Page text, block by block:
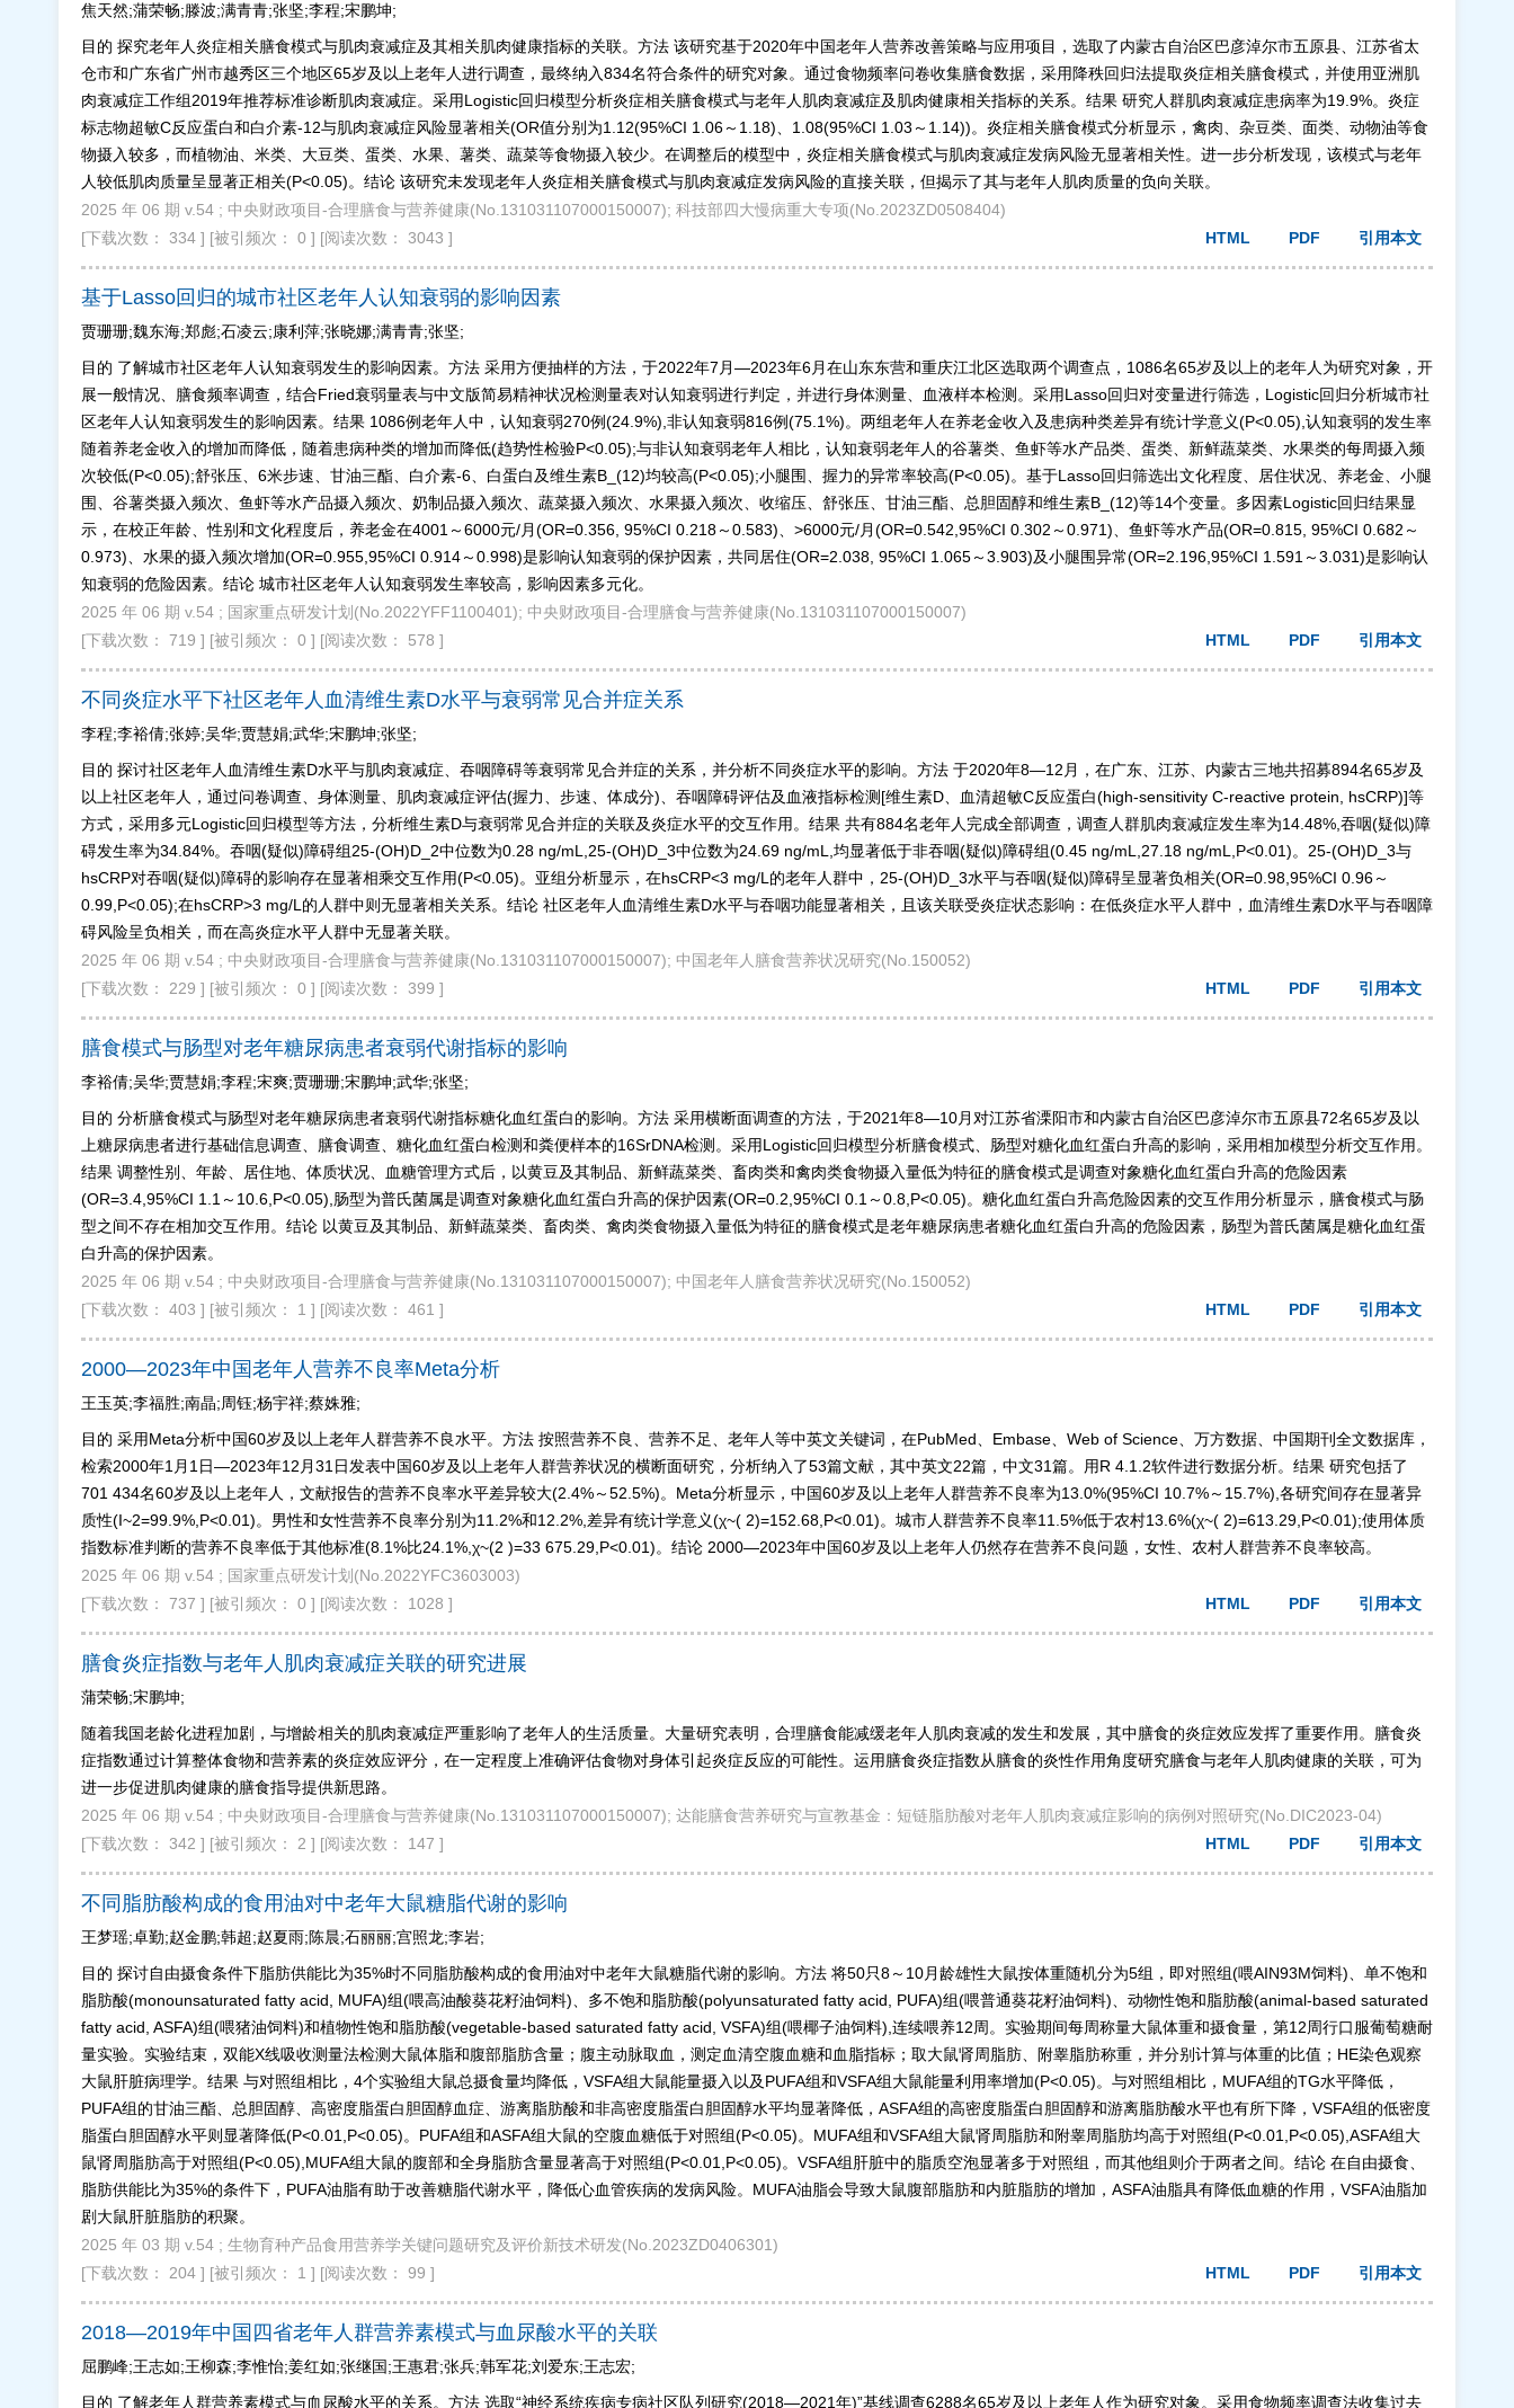
焦天然;蒲荣畅;滕波;满青青;张坚;李程;宋鹏坤;
目的 探究老年人炎症相关膳食模式与肌肉衰减症及其相关肌肉健康指标的关联。方法 该研究基于2020年中国老年人营养改善策略与应用项目，选取了内蒙古自治区巴彦淖尔市五原县、江苏省太
仓市和广东省广州市越秀区三个地区65岁及以上老年人进行调查，最终纳入834名符合条件的研究对象。通过食物频率问卷收集膳食数据，采用降秩回归法提取炎症相关膳食模式，并使用亚洲肌
肉衰减症工作组2019年推荐标准诊断肌肉衰减症。采用Logistic回归模型分析炎症相关膳食模式与老年人肌肉衰减症及肌肉健康相关指标的关系。结果 研究人群肌肉衰减症患病率为19.9%。炎症
标志物超敏C反应蛋白和白介素-12与肌肉衰减症风险显著相关(OR值分别为1.12(95%CI 1.06～1.18)、1.08(95%CI 1.03～1.14))。炎症相关膳食模式分析显示，禽肉、杂豆类、面类、动物油等食
物摄入较多，而植物油、米类、大豆类、蛋类、水果、薯类、蔬菜等食物摄入较少。在调整后的模型中，炎症相关膳食模式与肌肉衰减症发病风险无显著相关性。进一步分析发现，该模式与老年
人较低肌肉质量呈显著正相关(P<0.05)。结论 该研究未发现老年人炎症相关膳食模式与肌肉衰减症发病风险的直接关联，但揭示了其与老年人肌肉质量的负向关联。
2025 年 06 期 v.54 ; 中央财政项目-合理膳食与营养健康(No.131031107000150007); 科技部四大慢病重大专项(No.2023ZD0508404)
[下载次数： 334 ] [被引频次： 0 ] [阅读次数： 3043 ] HTML PDF 引用本文
基于Lasso回归的城市社区老年人认知衰弱的影响因素
贾珊珊;魏东海;郑彪;石凌云;康利萍;张晓娜;满青青;张坚;
目的 了解城市社区老年人认知衰弱发生的影响因素。方法 采用方便抽样的方法，于2022年7月—2023年6月在山东东营和重庆江北区选取两个调查点，1086名65岁及以上的老年人为研究对象，开
展一般情况、膳食频率调查，结合Fried衰弱量表与中文版简易精神状况检测量表对认知衰弱进行判定，并进行身体测量、血液样本检测。采用Lasso回归对变量进行筛选，Logistic回归分析城市社
区老年人认知衰弱发生的影响因素。结果 1086例老年人中，认知衰弱270例(24.9%),非认知衰弱816例(75.1%)。两组老年人在养老金收入及患病种类差异有统计学意义(P<0.05),认知衰弱的发生率
随着养老金收入的增加而降低，随着患病种类的增加而降低(趋势性检验P<0.05);与非认知衰弱老年人相比，认知衰弱老年人的谷薯类、鱼虾等水产品类、蛋类、新鲜蔬菜类、水果类的每周摄入频
次较低(P<0.05);舒张压、6米步速、甘油三酯、白介素-6、白蛋白及维生素B_(12)均较高(P<0.05);小腿围、握力的异常率较高(P<0.05)。基于Lasso回归筛选出文化程度、居住状况、养老金、小腿
围、谷薯类摄入频次、鱼虾等水产品摄入频次、奶制品摄入频次、蔬菜摄入频次、水果摄入频次、收缩压、舒张压、甘油三酯、总胆固醇和维生素B_(12)等14个变量。多因素Logistic回归结果显
示，在校正年龄、性别和文化程度后，养老金在4001～6000元/月(OR=0.356, 95%CI 0.218～0.583)、>6000元/月(OR=0.542,95%CI 0.302～0.971)、鱼虾等水产品(OR=0.815, 95%CI 0.682～
0.973)、水果的摄入频次增加(OR=0.955,95%CI 0.914～0.998)是影响认知衰弱的保护因素，共同居住(OR=2.038, 95%CI 1.065～3.903)及小腿围异常(OR=2.196,95%CI 1.591～3.031)是影响认
知衰弱的危险因素。结论 城市社区老年人认知衰弱发生率较高，影响因素多元化。
2025 年 06 期 v.54 ; 国家重点研发计划(No.2022YFF1100401); 中央财政项目-合理膳食与营养健康(No.131031107000150007)
[下载次数： 719 ] [被引频次： 0 ] [阅读次数： 578 ] HTML PDF 引用本文
不同炎症水平下社区老年人血清维生素D水平与衰弱常见合并症关系
李程;李裕倩;张婷;吴华;贾慧娟;武华;宋鹏坤;张坚;
目的 探讨社区老年人血清维生素D水平与肌肉衰减症、吞咽障碍等衰弱常见合并症的关系，并分析不同炎症水平的影响。方法 于2020年8—12月，在广东、江苏、内蒙古三地共招募894名65岁及
以上社区老年人，通过问卷调查、身体测量、肌肉衰减症评估(握力、步速、体成分)、吞咽障碍评估及血液指标检测[维生素D、血清超敏C反应蛋白(high-sensitivity C-reactive protein, hsCRP)]等
方式，采用多元Logistic回归模型等方法，分析维生素D与衰弱常见合并症的关联及炎症水平的交互作用。结果 共有884名老年人完成全部调查，调查人群肌肉衰减症发生率为14.48%,吞咽(疑似)障
碍发生率为34.84%。吞咽(疑似)障碍组25-(OH)D_2中位数为0.28 ng/mL,25-(OH)D_3中位数为24.69 ng/mL,均显著低于非吞咽(疑似)障碍组(0.45 ng/mL,27.18 ng/mL,P<0.01)。25-(OH)D_3与
hsCRP对吞咽(疑似)障碍的影响存在显著相乘交互作用(P<0.05)。亚组分析显示，在hsCRP<3 mg/L的老年人群中，25-(OH)D_3水平与吞咽(疑似)障碍呈显著负相关(OR=0.98,95%CI 0.96～
0.99,P<0.05);在hsCRP>3 mg/L的人群中则无显著相关关系。结论 社区老年人血清维生素D水平与吞咽功能显著相关，且该关联受炎症状态影响：在低炎症水平人群中，血清维生素D水平与吞咽障
碍风险呈负相关，而在高炎症水平人群中无显著关联。
2025 年 06 期 v.54 ; 中央财政项目-合理膳食与营养健康(No.131031107000150007); 中国老年人膳食营养状况研究(No.150052)
[下载次数： 229 ] [被引频次： 0 ] [阅读次数： 399 ] HTML PDF 引用本文
膳食模式与肠型对老年糖尿病患者衰弱代谢指标的影响
李裕倩;吴华;贾慧娟;李程;宋爽;贾珊珊;宋鹏坤;武华;张坚;
目的 分析膳食模式与肠型对老年糖尿病患者衰弱代谢指标糖化血红蛋白的影响。方法 采用横断面调查的方法，于2021年8—10月对江苏省溧阳市和内蒙古自治区巴彦淖尔市五原县72名65岁及以
上糖尿病患者进行基础信息调查、膳食调查、糖化血红蛋白检测和粪便样本的16SrDNA检测。采用Logistic回归模型分析膳食模式、肠型对糖化血红蛋白升高的影响，采用相加模型分析交互作用。
结果 调整性别、年龄、居住地、体质状况、血糖管理方式后，以黄豆及其制品、新鲜蔬菜类、畜肉类和禽肉类食物摄入量低为特征的膳食模式是调查对象糖化血红蛋白升高的危险因素
(OR=3.4,95%CI 1.1～10.6,P<0.05),肠型为普氏菌属是调查对象糖化血红蛋白升高的保护因素(OR=0.2,95%CI 0.1～0.8,P<0.05)。糖化血红蛋白升高危险因素的交互作用分析显示，膳食模式与肠
型之间不存在相加交互作用。结论 以黄豆及其制品、新鲜蔬菜类、畜肉类、禽肉类食物摄入量低为特征的膳食模式是老年糖尿病患者糖化血红蛋白升高的危险因素，肠型为普氏菌属是糖化血红蛋
白升高的保护因素。
2025 年 06 期 v.54 ; 中央财政项目-合理膳食与营养健康(No.131031107000150007); 中国老年人膳食营养状况研究(No.150052)
[下载次数： 403 ] [被引频次： 1 ] [阅读次数： 461 ] HTML PDF 引用本文
2000—2023年中国老年人营养不良率Meta分析
王玉英;李福胜;南晶;周钰;杨宇祥;蔡姝雅;
目的 采用Meta分析中国60岁及以上老年人群营养不良水平。方法 按照营养不良、营养不足、老年人等中英文关键词，在PubMed、Embase、Web of Science、万方数据、中国期刊全文数据库，
检索2000年1月1日—2023年12月31日发表中国60岁及以上老年人群营养状况的横断面研究，分析纳入了53篇文献，其中英文22篇，中文31篇。用R 4.1.2软件进行数据分析。结果 研究包括了
701 434名60岁及以上老年人，文献报告的营养不良率水平差异较大(2.4%～52.5%)。Meta分析显示，中国60岁及以上老年人群营养不良率为13.0%(95%CI 10.7%～15.7%),各研究间存在显著异
质性(I~2=99.9%,P<0.01)。男性和女性营养不良率分别为11.2%和12.2%,差异有统计学意义(χ~( 2)=152.68,P<0.01)。城市人群营养不良率11.5%低于农村13.6%(χ~( 2)=613.29,P<0.01);使用体质
指数标准判断的营养不良率低于其他标准(8.1%比24.1%,χ~(2 )=33 675.29,P<0.01)。结论 2000—2023年中国60岁及以上老年人仍然存在营养不良问题，女性、农村人群营养不良率较高。
2025 年 06 期 v.54 ; 国家重点研发计划(No.2022YFC3603003)
[下载次数： 737 ] [被引频次： 0 ] [阅读次数： 1028 ] HTML PDF 引用本文
膳食炎症指数与老年人肌肉衰减症关联的研究进展
蒲荣畅;宋鹏坤;
随着我国老龄化进程加剧，与增龄相关的肌肉衰减症严重影响了老年人的生活质量。大量研究表明，合理膳食能减缓老年人肌肉衰减的发生和发展，其中膳食的炎症效应发挥了重要作用。膳食炎
症指数通过计算整体食物和营养素的炎症效应评分，在一定程度上准确评估食物对身体引起炎症反应的可能性。运用膳食炎症指数从膳食的炎性作用角度研究膳食与老年人肌肉健康的关联，可为
进一步促进肌肉健康的膳食指导提供新思路。
2025 年 06 期 v.54 ; 中央财政项目-合理膳食与营养健康(No.131031107000150007); 达能膳食营养研究与宣教基金：短链脂肪酸对老年人肌肉衰减症影响的病例对照研究(No.DIC2023-04)
[下载次数： 342 ] [被引频次： 2 ] [阅读次数： 147 ] HTML PDF 引用本文
不同脂肪酸构成的食用油对中老年大鼠糖脂代谢的影响
王梦瑶;卓勤;赵金鹏;韩超;赵夏雨;陈晨;石丽丽;宫照龙;李岩;
目的 探讨自由摄食条件下脂肪供能比为35%时不同脂肪酸构成的食用油对中老年大鼠糖脂代谢的影响。方法 将50只8～10月龄雄性大鼠按体重随机分为5组，即对照组(喂AIN93M饲料)、单不饱和
脂肪酸(monounsaturated fatty acid, MUFA)组(喂高油酸葵花籽油饲料)、多不饱和脂肪酸(polyunsaturated fatty acid, PUFA)组(喂普通葵花籽油饲料)、动物性饱和脂肪酸(animal-based saturated
fatty acid, ASFA)组(喂猪油饲料)和植物性饱和脂肪酸(vegetable-based saturated fatty acid, VSFA)组(喂椰子油饲料),连续喂养12周。实验期间每周称量大鼠体重和摄食量，第12周行口服葡萄糖耐
量实验。实验结束，双能X线吸收测量法检测大鼠体脂和腹部脂肪含量；腹主动脉取血，测定血清空腹血糖和血脂指标；取大鼠肾周脂肪、附睾脂肪称重，并分别计算与体重的比值；HE染色观察
大鼠肝脏病理学。结果 与对照组相比，4个实验组大鼠总摄食量均降低，VSFA组大鼠能量摄入以及PUFA组和VSFA组大鼠能量利用率增加(P<0.05)。与对照组相比，MUFA组的TG水平降低，
PUFA组的甘油三酯、总胆固醇、高密度脂蛋白胆固醇血症、游离脂肪酸和非高密度脂蛋白胆固醇水平均显著降低，ASFA组的高密度脂蛋白胆固醇和游离脂肪酸水平也有所下降，VSFA组的低密度
脂蛋白胆固醇水平则显著降低(P<0.01,P<0.05)。PUFA组和ASFA组大鼠的空腹血糖低于对照组(P<0.05)。MUFA组和VSFA组大鼠肾周脂肪和附睾周脂肪均高于对照组(P<0.01,P<0.05),ASFA组大
鼠肾周脂肪高于对照组(P<0.05),MUFA组大鼠的腹部和全身脂肪含量显著高于对照组(P<0.01,P<0.05)。VSFA组肝脏中的脂质空泡显著多于对照组，而其他组则介于两者之间。结论 在自由摄食、
脂肪供能比为35%的条件下，PUFA油脂有助于改善糖脂代谢水平，降低心血管疾病的发病风险。MUFA油脂会导致大鼠腹部脂肪和内脏脂肪的增加，ASFA油脂具有降低血糖的作用，VSFA油脂加
剧大鼠肝脏脂肪的积聚。
2025 年 03 期 v.54 ; 生物育种产品食用营养学关键问题研究及评价新技术研发(No.2023ZD0406301)
[下载次数： 204 ] [被引频次： 1 ] [阅读次数： 99 ] HTML PDF 引用本文
2018—2019年中国四省老年人群营养素模式与血尿酸水平的关联
屈鹏峰;王志如;王柳森;李惟怡;姜红如;张继国;王惠君;张兵;韩军花;刘爱东;王志宏;
目的 了解老年人群营养素模式与血尿酸水平的关系。方法 选取“神经系统疾病专病社区队列研究(2018—2021年)”基线调查6288名65岁及以上老年人作为研究对象。采用食物频率调查法收集过去